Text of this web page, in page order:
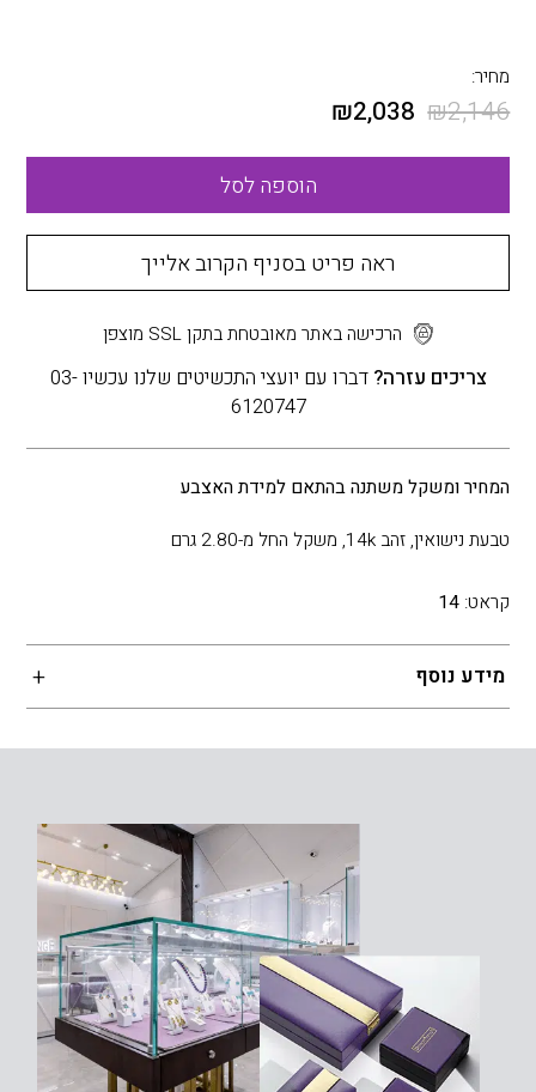
מחיר:
₪2,146
₪2,038
הוספה לסל
ראה פריט בסניף הקרוב אלייך
הרכישה באתר מאובטחת בתקן SSL מוצפן
צריכים עזרה?
דברו עם יועצי התכשיטים שלנו עכשיו 03-
6120747
המחיר ומשקל משתנה בהתאם למידת האצבע
טבעת נישואין, זהב 14k, משקל החל מ-2.80 גרם
קראט: 14
מידע נוסף